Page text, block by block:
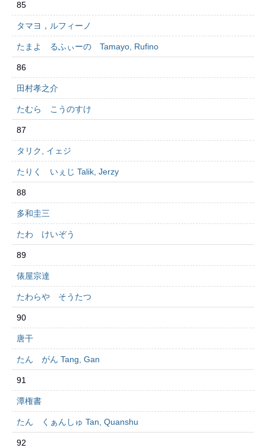
85
タマヨ，ルフィーノ
たまよ るふぃーの Tamayo, Rufino
86
田村孝之介
たむら こうのすけ
87
タリク, イェジ
たりく いぇじ Talik, Jerzy
88
多和圭三
たわ けいぞう
89
俵屋宗達
たわらや そうたつ
90
唐干
たん がん Tang, Gan
91
潭権書
たん くぁんしゅ Tan, Quanshu
92